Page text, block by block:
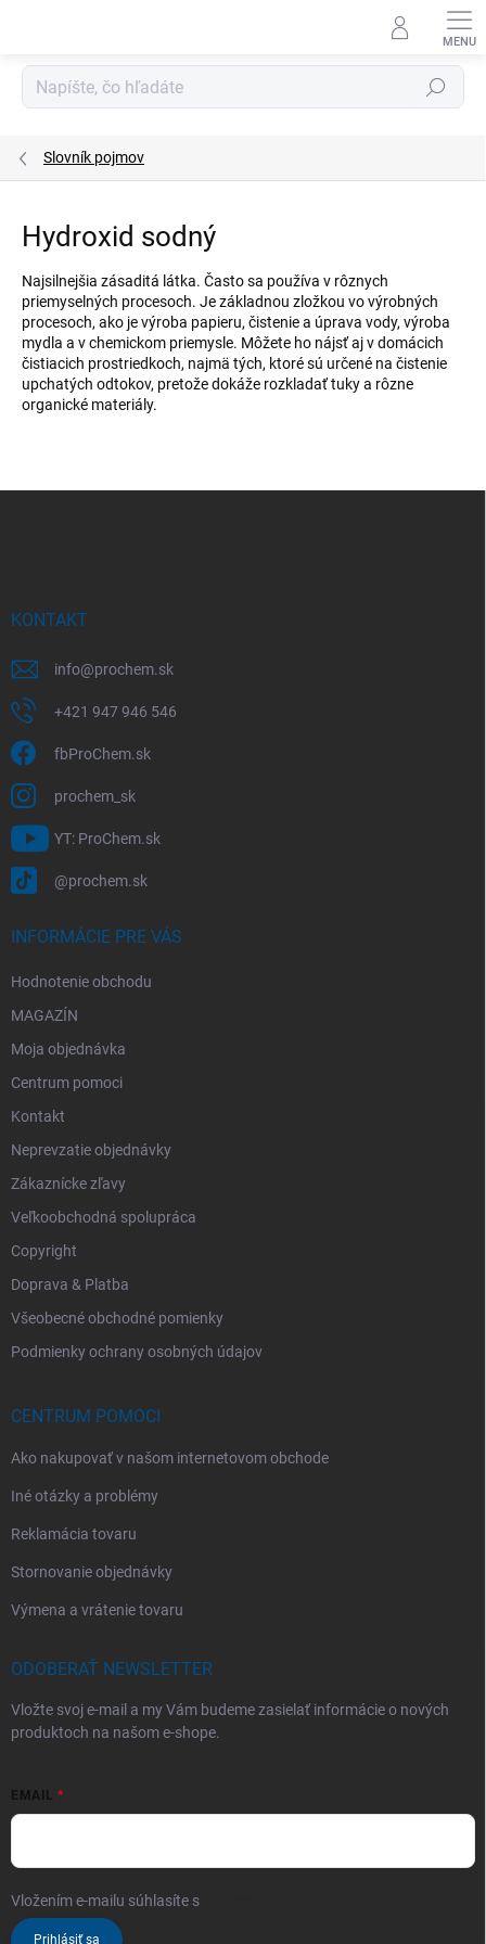
Hľadať
Slovník pojmov
Hydroxid sodný
Najsilnejšia zásaditá látka. Často sa používa v rôznych
priemyselných procesoch. Je základnou zložkou vo výrobných
procesoch, ako je výroba papieru, čistenie a úprava vody, výroba
mydla a v chemickom priemysle. Môžete ho nájsť aj v domácich
čistiacich prostriedkoch, najmä tých, ktoré sú určené na čistenie
upchatých odtokov, pretože dokáže rozkladať tuky a rôzne
organické materiály.
KONTAKT
info@prochem.sk
+421 947 946 546
fbProChem.sk
prochem_sk
YT: ProChem.sk
@prochem.sk
INFORMÁCIE PRE VÁS
Hodnotenie obchodu
MAGAZÍN
Moja objednávka
Centrum pomoci
Kontakt
Neprevzatie objednávky
Zákaznícke zľavy
Veľkoobchodná spolupráca
Copyright
Doprava & Platba
Všeobecné obchodné pomienky
Podmienky ochrany osobných údajov
CENTRUM POMOCI
Ako nakupovať v našom internetovom obchode
Iné otázky a problémy
Reklamácia tovaru
Stornovanie objednávky
Výmena a vrátenie tovaru
ODOBERAŤ NEWSLETTER
Vložte svoj e-mail a my Vám budeme zasielať informácie o nových
produktoch na našom e-shope.
EMAIL
Vložením e-mailu súhlasíte s
Prihlásiť sa